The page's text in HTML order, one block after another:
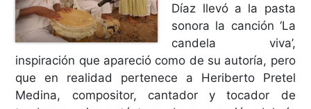
Díaz llevó a la pasta
sonora la canción ‘La
candela viva’,
inspiración que apareció como de su autoría, pero
que en realidad pertenece a Heriberto Pretel
Medina, compositor, cantador y tocador de